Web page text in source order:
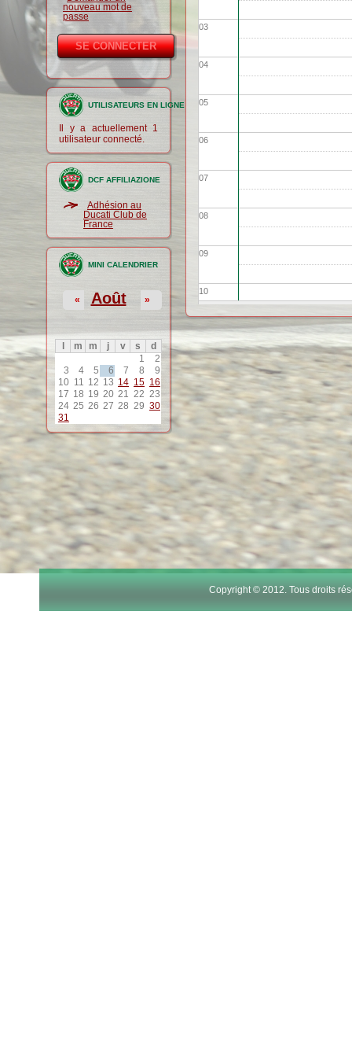
nouveau mot de
passe
UTILISATEURS EN LIGNE
Il y a actuellement 1
utilisateur connecté.
DCF AFFILIAZIONE
Adhésion au
Ducati Club de
France
MINI CALENDRIER
Août
« »
m m j v s
d
1
2
3
4 5 6 7 8
9
10 11 12 13 14 15 16
17 18 19 20 21 22 23
24 25 26 27 28 29 30
31
03
04
05
06
07
08
09
10
11
12
13
15
17
Copyright © 2012. Tous droits